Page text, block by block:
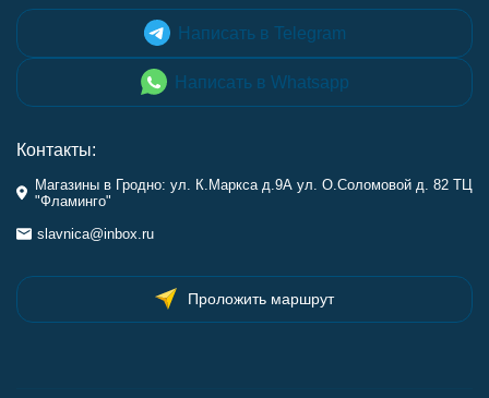
Написать в Telegram
Написать в Whatsapp
Контакты:
Магазины в Гродно: ул. К.Маркса д.9А ул. О.Соломовой д. 82 ТЦ
"Фламинго"
slavnica@inbox.ru
Проложить маршрут